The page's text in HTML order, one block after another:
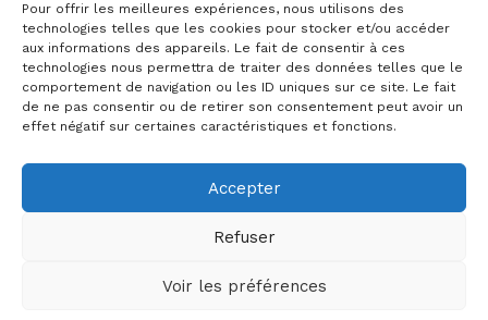
Pour offrir les meilleures expériences, nous utilisons des
technologies telles que les cookies pour stocker et/ou accéder
aux informations des appareils. Le fait de consentir à ces
technologies nous permettra de traiter des données telles que le
comportement de navigation ou les ID uniques sur ce site. Le fait
de ne pas consentir ou de retirer son consentement peut avoir un
effet négatif sur certaines caractéristiques et fonctions.
Accepter
Refuser
Voir les préférences
✉ contact@crige-paca.org
Mentions légales
RGPD
Copyright © 2026 Crige PACA